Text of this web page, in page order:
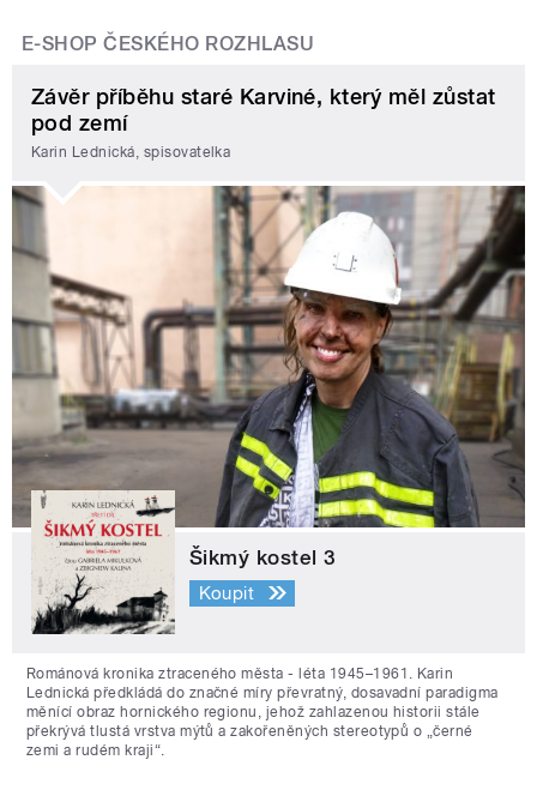
E-SHOP ČESKÉHO ROZHLASU
Závěr příběhu staré Karviné, který měl zůstat
pod zemí
Karin Lednická, spisovatelka
Šikmý kostel 3
Koupit
Románová kronika ztraceného města - léta 1945–1961. Karin
Lednická předkládá do značné míry převratný, dosavadní paradigma
měnící obraz hornického regionu, jehož zahlazenou historii stále
překrývá tlustá vrstva mýtů a zakořeněných stereotypů o „černé
zemi a rudém kraji“.